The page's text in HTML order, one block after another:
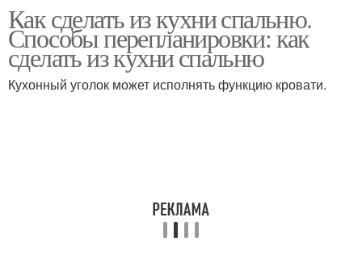
Как сделать из кухни спальню.
Способы перепланировки: как
сделать из кухни спальню
Кухонный уголок может исполнять функцию кровати.